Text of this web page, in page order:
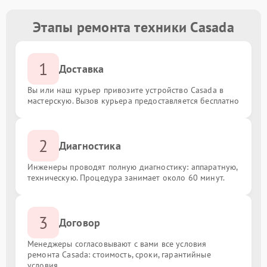
Этапы ремонта техники Casada
1 Доставка
Вы или наш курьер привозите устройство Casada в
мастерскую. Вызов курьера предоставляется бесплатно
2 Диагностика
Инженеры проводят полную диагностику: аппаратную,
техническую. Процедура занимает около 60 минут.
3 Договор
Менеджеры согласовывают с вами все условия
ремонта Casada: стоимость, сроки, гарантийные